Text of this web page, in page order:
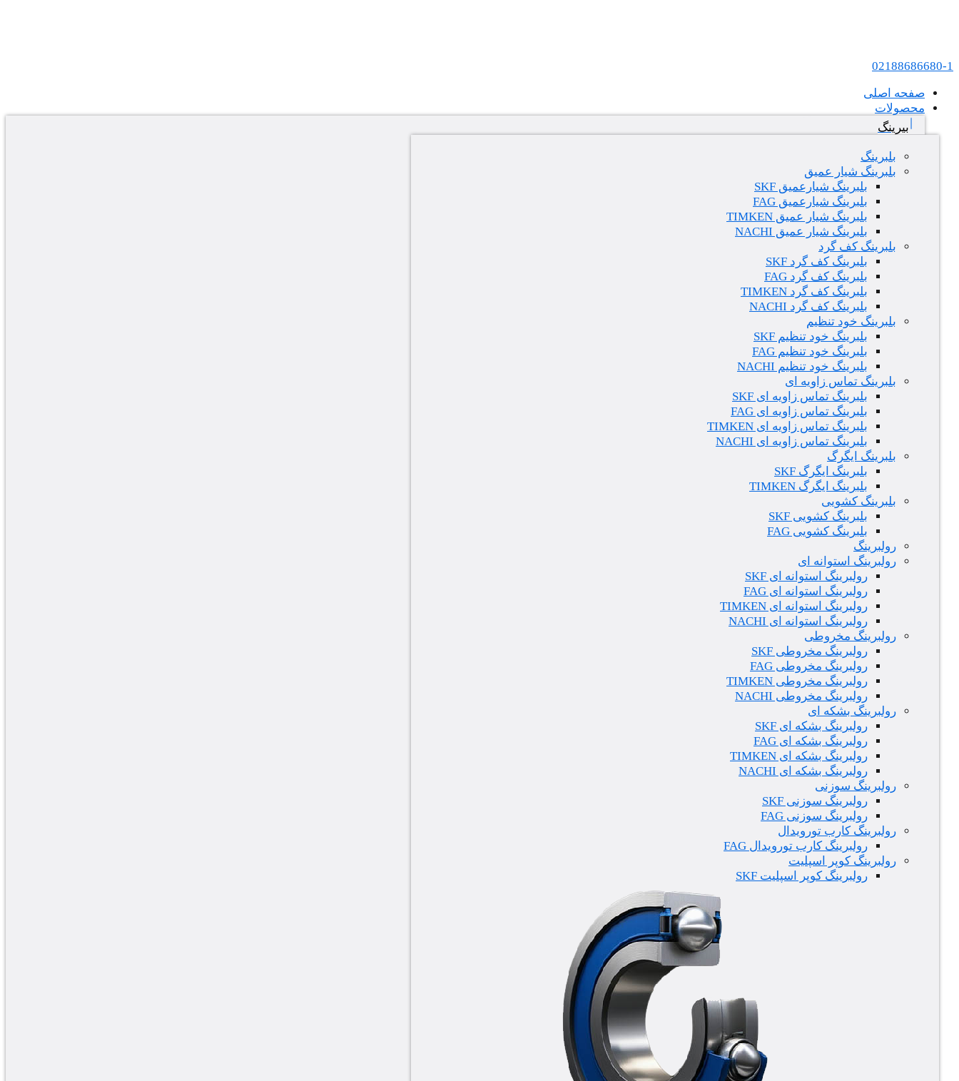
02188686680-1
صفحه اصلی
محصولات
بیرینگ
بلبرینگ
بلبرینگ شیار عمیق
بلبرینگ شیارعمیق SKF
بلبرینگ شیارعمیق FAG
بلبرینگ شیار عمیق TIMKEN
بلبرینگ شیار عمیق NACHI
بلبرینگ کف گرد
بلبرینگ کف گرد SKF
بلبرینگ کف گرد FAG
بلبرینگ کف گرد TIMKEN
بلبرینگ کف گرد NACHI
بلبرینگ خود تنظیم
بلبرینگ خود تنظیم SKF
بلبرینگ خود تنظیم FAG
بلبرینگ خود تنظیم NACHI
بلبرینگ تماس زاویه ای
بلبرینگ تماس زاویه ای SKF
بلبرینگ تماس زاویه ای FAG
بلبرینگ تماس زاویه ای TIMKEN
بلبرینگ تماس زاویه ای NACHI
بلبرینگ ایگرگ
بلبرینگ ایگرگ SKF
بلبرینگ ایگرگ TIMKEN
بلبرینگ کشویی
بلبرینگ کشویی SKF
بلبرینگ کشویی FAG
رولبرینگ
رولبرینگ استوانه ای
رولبرینگ استوانه ای SKF
رولبرینگ استوانه ای FAG
رولبرینگ استوانه ای TIMKEN
رولبرینگ استوانه ای NACHI
رولبرینگ مخروطی
رولبرینگ مخروطی SKF
رولبرینگ مخروطی FAG
رولبرینگ مخروطی TIMKEN
رولبرینگ مخروطی NACHI
رولبرینگ بشکه ای
رولبرینگ بشکه ای SKF
رولبرینگ بشکه ای FAG
رولبرینگ بشکه ای TIMKEN
رولبرینگ بشکه ای NACHI
رولبرینگ سوزنی
رولبرینگ سوزنی SKF
رولبرینگ سوزنی FAG
رولبرینگ کارب تورویدال
رولبرینگ کارب تورویدال FAG
رولبرینگ کوپر اسپلیت
رولبرینگ کوپر اسپلیت SKF